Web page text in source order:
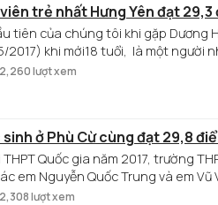
trẻ nhất Hưng Yên đạt
tiên của chúng tôi khi gặp Dương
2017) khi mới18 tuổi, là một người
lực và năng lực học tập của mình.
2,260 lượt xem
sinh ở Phù Cừ cùng đạt 29,8
Quốc gia năm 2017, trường
em Nguyễn Quốc Trung và em Vũ
môn Toán. Tổng điểm 3 môn là 29,8
2,308 lượt xem